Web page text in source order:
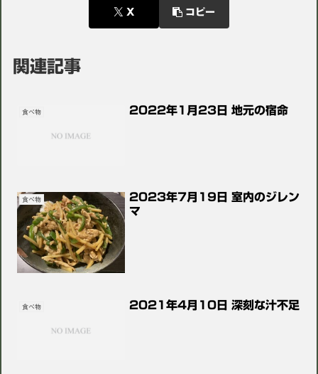
X コピー
関連記事
食べ物 2022年1月23日 地元の宿命
食べ物
2023年7月19日 室内のジレン
マ
食べ物 2021年4月10日 深刻な汁不足